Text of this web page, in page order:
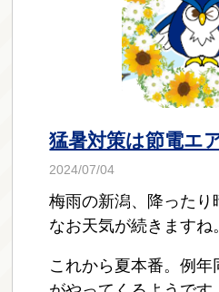
猛暑対策は節電エ
2024/07/04
梅雨の新潟、降ったり
なお天気が続きますね
これから夏本番。例年